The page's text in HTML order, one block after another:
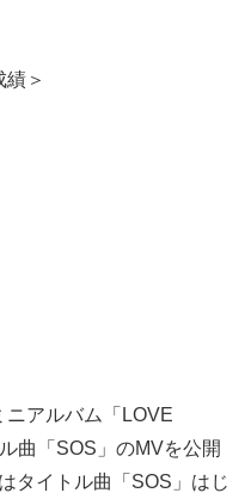
＞
アルバム「LOVE
曲「SOS」のMVを公開
タイトル曲「SOS」はじ